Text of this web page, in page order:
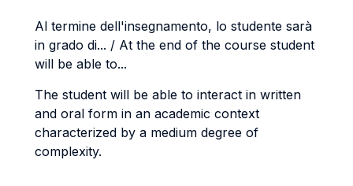
Al termine dell'insegnamento, lo studente sarà
in grado di... / At the end of the course student
will be able to...
The student will be able to interact in written
and oral form in an academic context
characterized by a medium degree of
complexity.